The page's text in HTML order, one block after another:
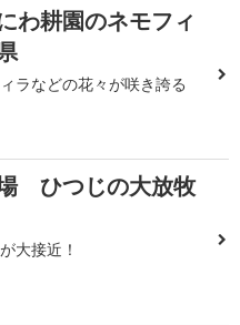
わ耕園のネモフィ
ラなどの花々が咲き誇る
ひつじの大放牧
大接近！